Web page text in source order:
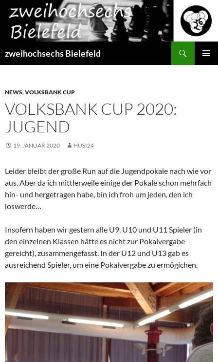
Inhalt
springen
zweihochsechs Bielefeld
NEWS,VOLKSBANK CUP
VOLKSBANK CUP 2020:
JUGEND
19. JANUAR 2020 HUSI24
Leider bleibt der große Run auf die Jugendpokale nach wie vor
aus. Aber da ich mittlerweile einige der Pokale schon mehrfach
hin- und hergetragen habe, bin ich froh um jeden, den ich
loswerde…
Insofern haben wir gestern alle U9, U10 und U11 Spieler (in
den einzelnen Klassen hätte es nicht zur Pokalvergabe
gereicht), zusammengefasst. In der U12 und U13 gab es
ausreichend Spieler, um eine Pokalvergabe zu ermögichen.